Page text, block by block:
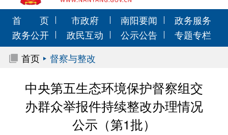
首 页 市政府 南阳要闻
政务服务
政务公开
政民互动 公示公告
专题专栏
首页
督察与整改
中央第五生态环境保护督察组交
办群众举报件持续整改办理情况
公示（第1批）